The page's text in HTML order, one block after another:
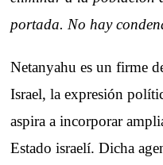
portada. No hay
Netanyahu es un firme
Israel, la expresión
aspira a incorporar
Estado israelí. Dicha